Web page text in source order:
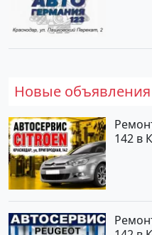
Новые объявления
142 в